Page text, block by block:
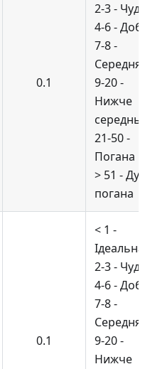
0.1
2-3 -
4-6 -
7-8 -
Середня
9-20 -
Нижче
21-50 -
Погана
> 51 -
погана
0.1
< 1 -
Ідеальна
2-3 -
4-6 -
7-8 -
Середня
9-20 -
Нижче